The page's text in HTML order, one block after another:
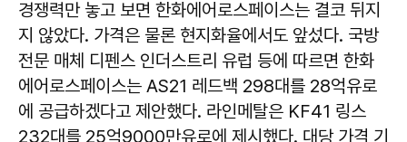
경쟁력만 놓고 보면 한화에어로스페이스는 결코 뒤지
지 않았다. 가격은 물론 현지화율에서도 앞섰다. 국방
전문 매체 디펜스 인더스트리 유럽 등에 따르면 한화
에어로스페이스는 AS21 레드백 298대를 28억유로
에 공급하겠다고 제안했다. 라인메탈은 KF41 링스
232대를 25억9000만유로에 제시했다. 대당 가격 기